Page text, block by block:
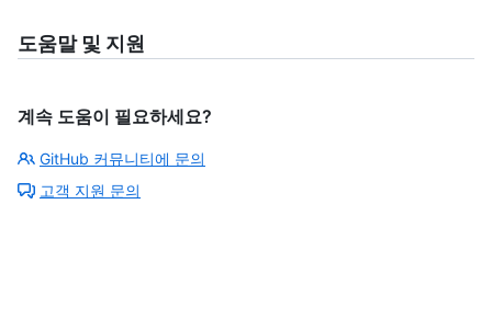
도움말 및 지원
계속 도움이 필요하세요?
GitHub 커뮤니티에 문의
고객 지원 문의